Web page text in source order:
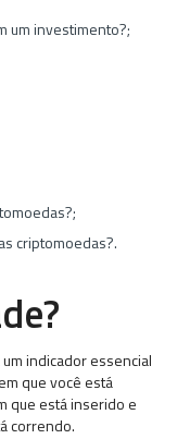
um investimento?;
criptomoedas?.
indicador essencial
que você está
que está inserido e
correndo.